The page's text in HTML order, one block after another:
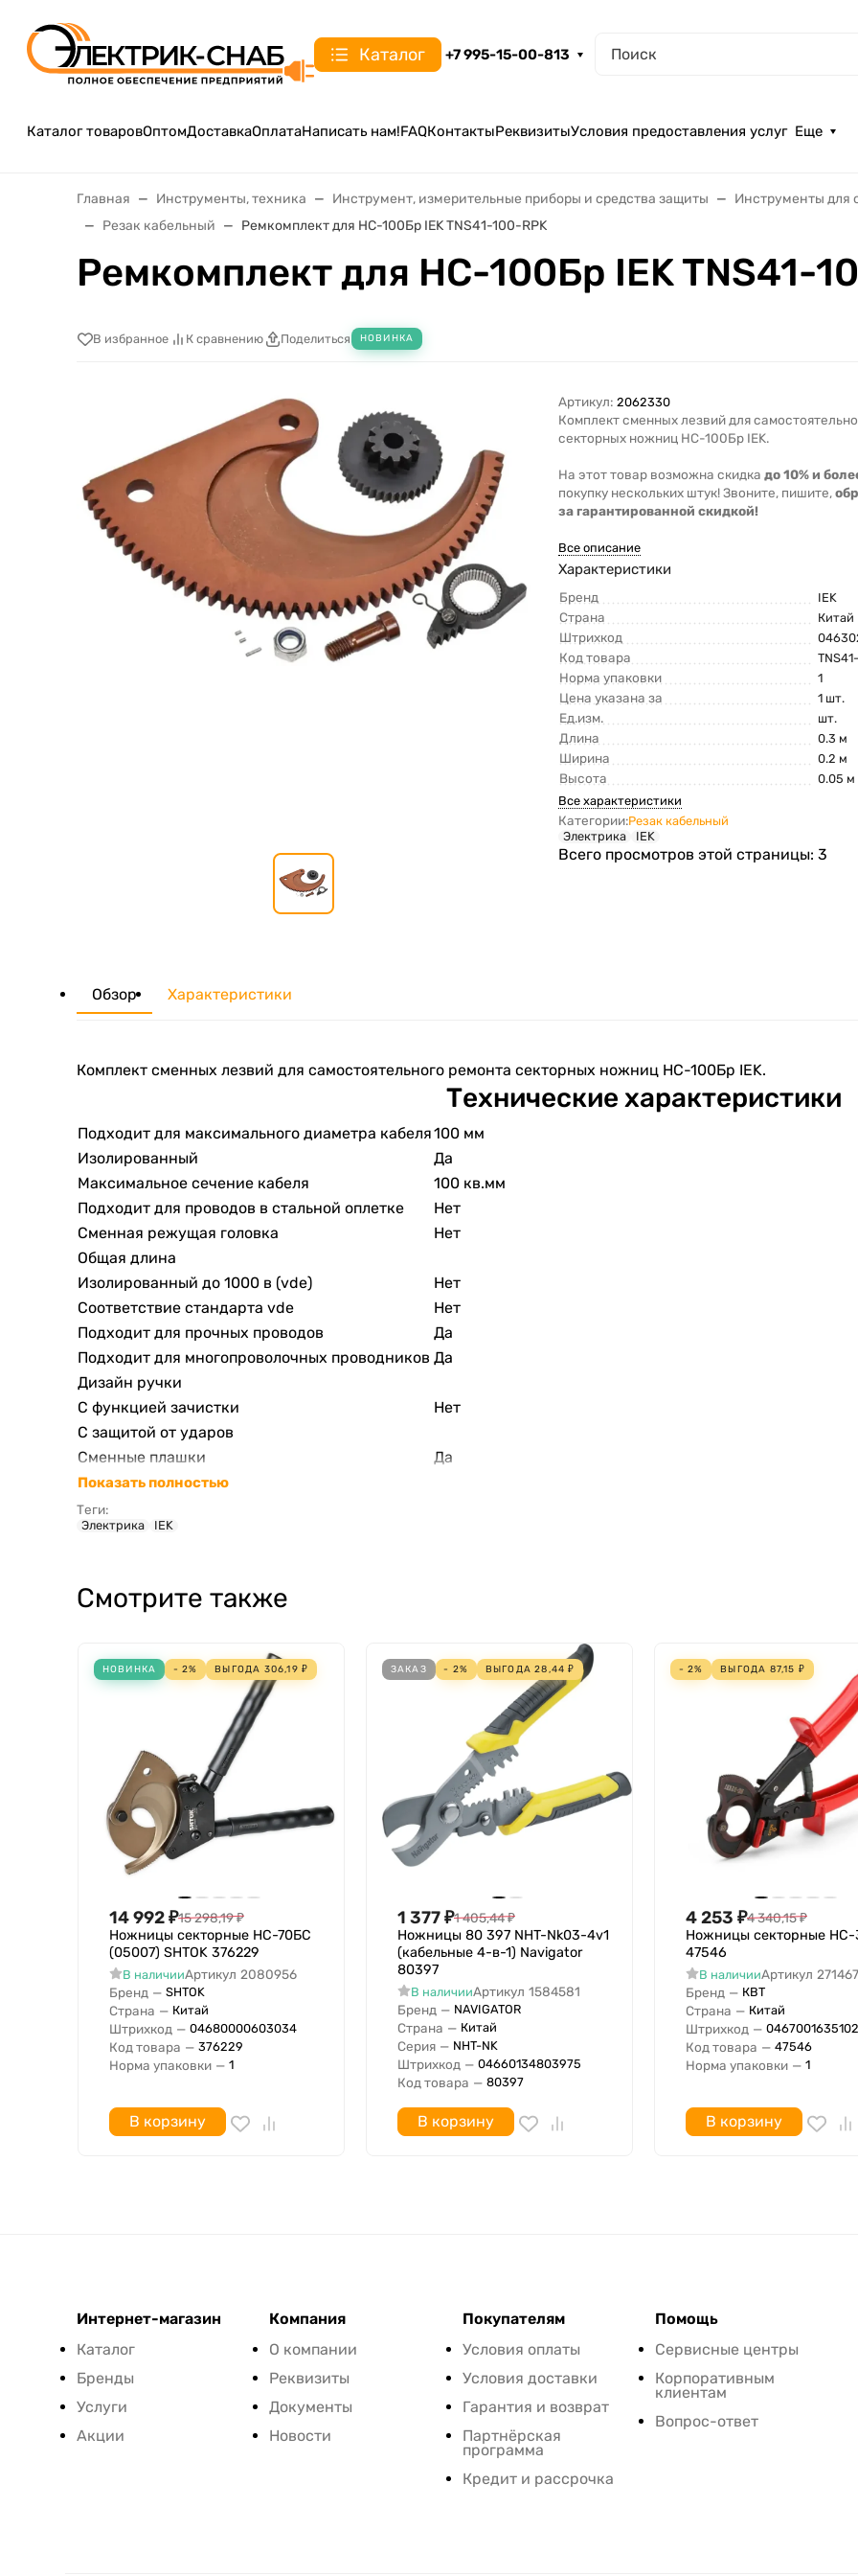
Каталог +7 995-15-00-813
Каталог товаровОптомДоставкаОплатаНаписать нам!FAQКонтактыРеквизитыУсловия предоставления услуг Еще
Главная Инструменты, техника Инструмент, измерительные приборы и средства защиты
Инструменты для
Резак кабельный
Ремкомплект для НС-100Бр IEK TNS41-100-RPK
Ремкомплект для НС-100Бр IEK TNS41-
В избранное К сравнению Поделиться НОВИНКА
Артикул: 2062330
Комплект сменных лезвий для
секторных ножниц НС-100Бр IEK.
На этот товар возможна скидкадо 10% и
покупку нескольких штук! Звоните, пишите,
за гарантированной скидкой!
Все описание
Характеристики
Бренд IEK
Страна Китай
Штрихкод
Код товара
Норма упаковки 1
Цена указана за 1 шт.
Ед.изм. шт.
Длина 0.3 м
Ширина 0.2 м
Высота
0.05 м
Все характеристики
Категории:Резак кабельный
Электрика
IEK
Всего просмотров этой страницы:3
Обзор Характеристики
Комплект сменных лезвий для самостоятельного ремонта секторных ножниц НС-100Бр IEK.
Технические характеристики
Подходит для максимального диаметра кабеля100 мм
Изолированный
Да
Максимальное сечение кабеля
100 кв.мм
Подходит для проводов в стальной оплетке
Нет
Сменная режущая головка
Нет
Общая длина
Изолированный до 1000 в (vde)
Нет
Соответствие стандарта vde
Нет
Подходит для прочных проводов
Да
Подходит для многопроволочных проводников Да
Дизайн ручки
С функцией зачистки
Нет
С защитой от ударов
Сменные плашки
Да
Показать полностью
Теги:
Электрика IEK
Смотрите также
НОВИНКА - 2% ВЫГОДА 306,19 ₽
14 992₽15 298,19₽
Ножницы секторные НС-70БС
(05007) SHTOK 376229
В наличииАртикул 2080956
Бренд — SHTOK
Страна — Китай
Штрихкод — 04680000603034
Код товара — 376229
Норма упаковки — 1
В корзину
ЗАКАЗ - 2% ВЫГОДА28,44 ₽
1 377₽1 405,44₽
Ножницы 80 397 NHT-Nk03-4v1
(кабельные 4-в-1) Navigator
80397
В наличииАртикул 1584581
Бренд — NAVIGATOR
Страна — Китай
Серия — NHT-NK
Штрихкод — 04660134803975
Код товара — 80397
В корзину
- 2% ВЫГОДА 87,15 ₽
4 253 ₽4 340,15₽
Ножницы секторные НС-
47546
В наличииАртикул 271467
Бренд — КВТ
Страна — Китай
Штрихкод —
Код товара — 47546
Норма упаковки — 1
В корзину
Интернет-магазин
Каталог
Бренды
Услуги
Акции
Компания
О компании
Реквизиты
Документы
Новости
Покупателям
Условия оплаты
Условия доставки
Гарантия и возврат
Партнёрская
программа
Кредит и рассрочка
Помощь
Сервисные центры
Корпоративным
клиентам
Вопрос-ответ